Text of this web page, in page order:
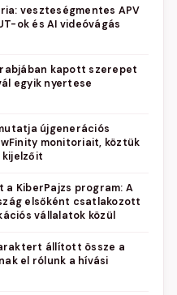
veszteségmentes APV
ok és AI videóvágás
kapott szerepet
egyik nyertese
újgenerációs
monitoriait, köztük
kijelzőit
a KiberPajzs program: A
elsőként csatlakozott
vállalatok közül
állított össze a
el rólunk a hívási